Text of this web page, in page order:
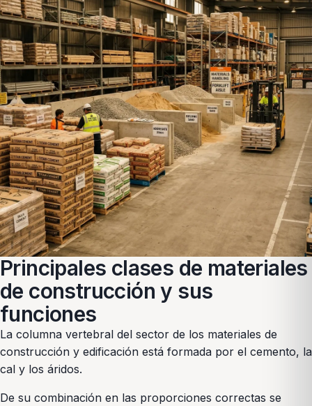
Principales clases de materiales
de construcción y sus
funciones
La columna vertebral del sector de los materiales de
construcción y edificación está formada por el cemento, la
cal y los áridos.
De su combinación en las proporciones correctas se